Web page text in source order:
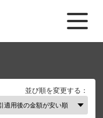
並び順を変更する：